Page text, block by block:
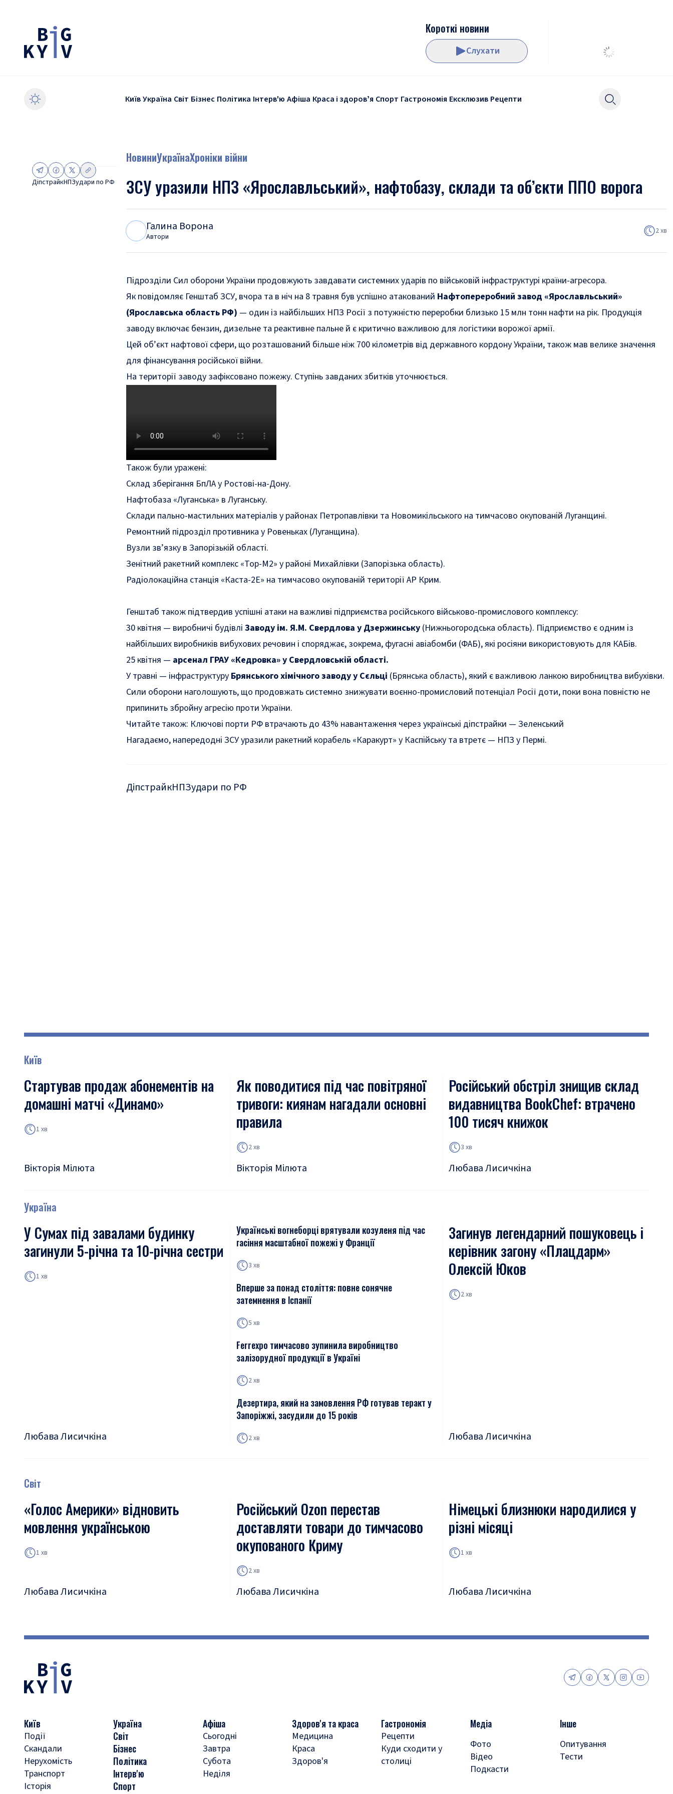
Короткі новини
Слухати
КиївУкраїна Світ Бізнес Політика Інтерв'ю Афіша Краса і здоровʼя Спорт Гастрономія Ексклюзив Рецепти
ДіпстрайкНПЗудари по РФ
НовиниУкраїнаХроніки війни
ЗСУ уразили НПЗ «Ярославльський», нафтобазу, склади та об’єкти ППО ворога
Галина Ворона
Автори
2 хв
Підрозділи Сил оборони України продовжують завдавати системних ударів по військовій інфраструктурі країни-агресора.
Як повідомляє Генштаб ЗСУ, вчора та в ніч на 8 травня був успішно атакований Нафтопереробний завод «Ярославльський»
(Ярославська область РФ) — один із найбільших НПЗ Росії з потужністю переробки близько 15 млн тонн нафти на рік. Продукція
заводу включає бензин, дизельне та реактивне пальне й є критично важливою для логістики ворожої армії.
Цей об’єкт нафтової сфери, що розташований більше ніж 700 кілометрів від державного кордону України, також мав велике значення
для фінансування російської війни.
На території заводу зафіксовано пожежу. Ступінь завданих збитків уточнюється.
Також були уражені:
Склад зберігання БпЛА у Ростові-на-Дону.
Нафтобаза «Луганська» в Луганську.
Склади пально-мастильних матеріалів у районах Петропавлівки та Новомикільського на тимчасово окупованій Луганщині.
Ремонтний підрозділ противника у Ровеньках (Луганщина).
Вузли зв’язку в Запорізькій області.
Зенітний ракетний комплекс «Тор-М2» у районі Михайлівки (Запорізька область).
Радіолокаційна станція «Каста-2Е» на тимчасово окупованій території АР Крим.
Генштаб також підтвердив успішні атаки на важливі підприємства російського військово-промислового комплексу:
30 квітня — виробничі будівлі Заводу ім. Я.М. Свердлова у Дзержинську (Нижньогородська область). Підприємство є одним із
найбільших виробників вибухових речовин і споряджає, зокрема, фугасні авіабомби (ФАБ), які росіяни використовують для КАБів.
25 квітня — арсенал ГРАУ «Кедровка» у Свердловській області.
У травні — інфраструктуру Брянського хімічного заводу у Сєльці (Брянська область), який є важливою ланкою виробництва вибухівки.
Сили оборони наголошують, що продовжать системно знижувати воєнно-промисловий потенціал Росії доти, поки вона повністю не
припинить збройну агресію проти України.
Читайте також: Ключові порти РФ втрачають до 43% навантаження через українські діпстрайки — Зеленський
Нагадаємо, напередодні ЗСУ уразили ракетний корабель «Каракурт» у Каспійську та втретє — НПЗ у Пермі.
ДіпстрайкНПЗудари по РФ
Київ
Стартував продаж абонементів на
домашні матчі «Динамо»
1 хв
Вікторія Мілюта
Як поводитися під час повітряної
тривоги: киянам нагадали основні
правила
2 хв
Вікторія Мілюта
Російський обстріл знищив склад
видавництва BookChef: втрачено
100 тисяч книжок
3 хв
Любава Лисичкіна
Україна
У Сумах під завалами будинку
загинули 5-річна та 10-річна сестри
1 хв
Любава Лисичкіна
Українські вогнеборці врятували козуленя під час
гасіння масштабної пожежі у Франції
3 хв
Вперше за понад століття: повне сонячне
затемнення в Іспанії
5 хв
Ferrexpo тимчасово зупинила виробництво
залізорудної продукції в Україні
2 хв
Дезертира, який на замовлення РФ готував теракт у
Запоріжжі, засудили до 15 років
2 хв
Загинув легендарний пошуковець і
керівник загону «Плацдарм»
Олексій Юков
2 хв
Любава Лисичкіна
Світ
«Голос Америки» відновить
мовлення українською
1 хв
Любава Лисичкіна
Російський Ozon перестав
доставляти товари до тимчасово
окупованого Криму
2 хв
Любава Лисичкіна
Німецькі близнюки народилися у
різні місяці
1 хв
Любава Лисичкіна
Київ
Події
Скандали
Нерухомість
Транспорт
Історія
Україна
Світ
Бізнес
Політика
Інтерв'ю
Спорт
Афіша
Сьогодні
Завтра
Субота
Неділя
Здоров'я та краса
Медицина
Краса
Здоров'я
Гастрономія
Рецепти
Куди сходити у
столиці
Медіа
Фото
Відео
Подкасти
Інше
Опитування
Тести